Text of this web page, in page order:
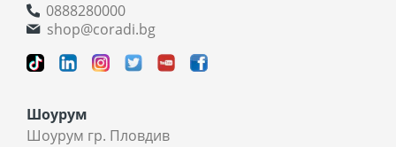
0888280000
shop@coradi.bg
Шоурум
Шоурум гр. Пловдив